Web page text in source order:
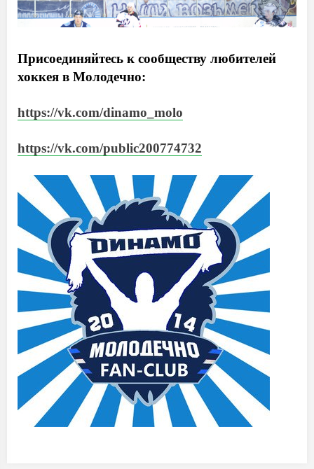
Присоединяйтесь к сообществу любителей
хоккея в Молодечно:
https://vk.com/dinamo_molo
https://vk.com/public200774732